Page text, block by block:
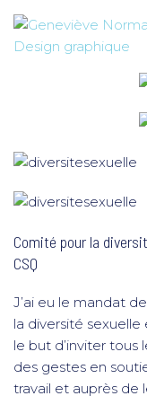
Comité pour la
CSQ
J’ai eu le mandat
la diversité
le but d’inviter tous
des gestes en
travail et auprès de